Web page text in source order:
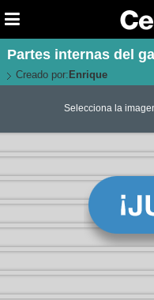
Partes internas del
Creado por: Enrique
Selecciona la